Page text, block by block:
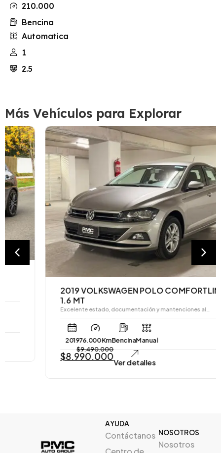
210.000
Bencina
Automatica
1
2.5
Más Vehículos para Explorar
2019 VOLKSWAGEN POLO COMFORTLINE
Excelente estado, documentación y mantenciones al…
76.000 KmBencinaManual
9.490.000
8.990.000
Ver detalles
AYUDA
Contáctanos NOSOTROS
Nosotros